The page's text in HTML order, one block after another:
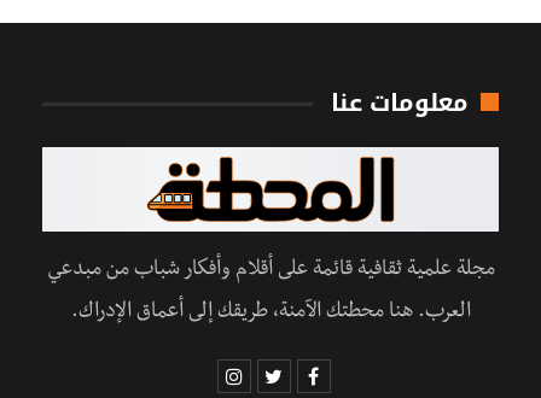
معلومات عنا
مجلة علمية ثقافية قائمة على أقلام وأفكار شباب من مبدعي
العرب. هنا محطتك الآمنة، طريقك إلى أعماق الإدراك.